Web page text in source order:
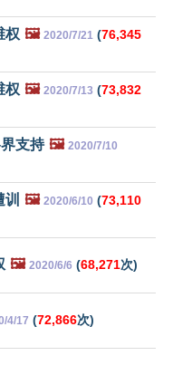
权 🖼️ 2020/7/21 (76,345
权 🖼️ 2020/7/13 (73,832
支持 🖼️ 2020/7/10
🖼️ 2020/6/10 (73,110
🖼️ 2020/6/6 (68,271次)
4/17 (72,866次)